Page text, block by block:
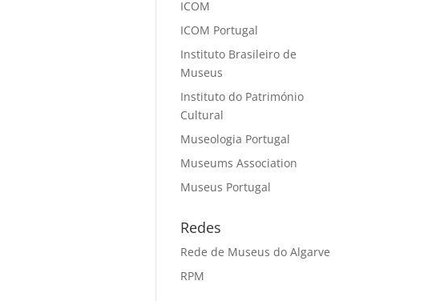
ICOM
ICOM Portugal
Instituto Brasileiro de
Museus
Instituto do Património
Cultural
Museologia Portugal
Museums Association
Museus Portugal
Redes
Rede de Museus do Algarve
RPM